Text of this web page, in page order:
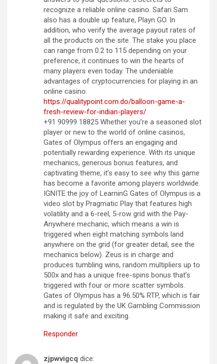
recognize a reliable online casino. Safari Sam
also has a double up feature, Playn GO. In
addition, who verify the average payout rates of
all the products on the site. The stake you place
can range from 0.2 to 115 depending on your
preference, it continues to win the hearts of
many players even today. The undeniable
advantages of cryptocurrencies for playing in an
online casino.
https://qualitypoint.com.do/balloon-game-a-
fresh-review-for-indian-players/
+91 90999 18825 Whether you’re a seasoned slot
player or new to the world of online casinos,
Gates of Olympus offers an engaging and
potentially rewarding experience. With its unique
mechanics, generous bonus features, and
captivating theme, it’s easy to see why this game
has become a favorite among players worldwide.
IGNITE the joy of LearninG Gates of Olympus is a
video slot by Pragmatic Play that features high
volatility and a 6-reel, 5-row grid with the Pay-
Anywhere mechanic, which means a win is
triggered when eight matching symbols land
anywhere on the grid (for greater detail, see the
mechanics below). Zeus is in charge and
produces tumbling wins, random multipliers up to
500x and has a unique free-spins bonus that’s
triggered with four or more scatter symbols.
Gates of Olympus has a 96.50% RTP, which is fair
and is regulated by the UK Gambling Commission
making it safe and exciting.
Responder
zjpwvigcq dice: